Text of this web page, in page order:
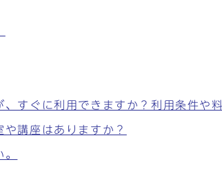
すぐに利用できますか？利用条件や
講座はありますか？